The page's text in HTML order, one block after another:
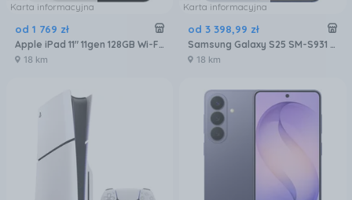
Karta informacyjna
od 1 769 zł
Apple iPad 11" 11gen 128GB Wi-Fi Srebrny (MD3Y4HCA)
18 km
Karta informacyjna
od 3 398,99 zł
Samsung Galaxy S25 SM-S931 12/256GB Granatowy
18 km